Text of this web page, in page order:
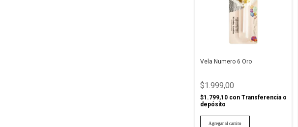
Vela Numero 6 Oro
$1.999,00
$1.799,10 con Transferencia o
depósito